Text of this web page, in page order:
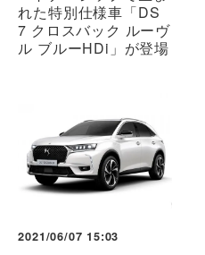
れた特別仕様車「DS
7 クロスバック ルーヴ
ル ブルーHDi」が登場
2021/06/07 15:03